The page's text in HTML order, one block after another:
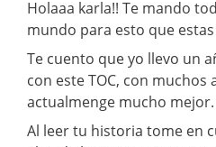
Holaaa karla!! Te mando
mundo para esto que
Te cuento que yo llevo un
con este TOC, con muchos
actualmenge mucho mejor.
Al leer tu historia tome en